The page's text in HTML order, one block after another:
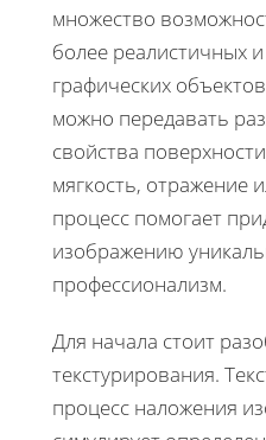
множество
более реалистичных
графических
можно передавать
свойства
мягкость, отражение
процесс помогает
изображению
профессионализм.
Для начала стоит
текстурирования.
процесс наложения